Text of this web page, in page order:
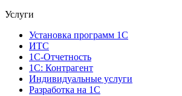
Услуги
Установка программ 1С
ИТС
1С-Отчетность
1С: Контрагент
Индивидуальные услуги
Разработка на 1С